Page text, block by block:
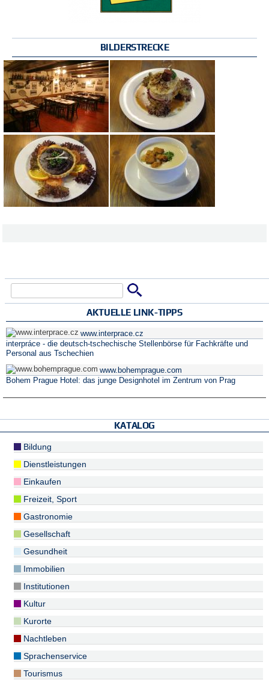
BILDERSTRECKE
Suchformular
AKTUELLE LINK-TIPPS
www.interprace.cz
interpráce - die deutsch-tschechische Stellenbörse für Fachkräfte und
Personal aus Tschechien
www.bohemprague.com
Bohem Prague Hotel: das junge Designhotel im Zentrum von Prag
KATALOG
Bildung
Dienstleistungen
Einkaufen
Freizeit, Sport
Gastronomie
Gesellschaft
Gesundheit
Immobilien
Institutionen
Kultur
Kurorte
Nachtleben
Sprachenservice
Tourismus